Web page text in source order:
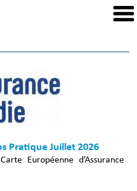
Pratique Juillet 2026
Européenne d’Assurance